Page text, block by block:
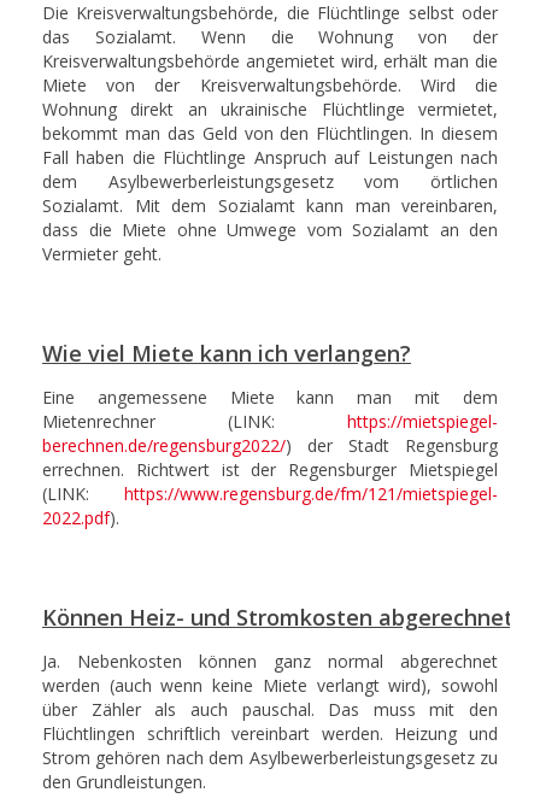
Die Kreisverwaltungsbehörde, die Flüchtlinge selbst oder
das Sozialamt. Wenn die Wohnung von der
Kreisverwaltungsbehörde angemietet wird, erhält man die
Miete von der Kreisverwaltungsbehörde. Wird die
Wohnung direkt an ukrainische Flüchtlinge vermietet,
bekommt man das Geld von den Flüchtlingen. In diesem
Fall haben die Flüchtlinge Anspruch auf Leistungen nach
dem Asylbewerberleistungsgesetz vom örtlichen
Sozialamt. Mit dem Sozialamt kann man vereinbaren,
dass die Miete ohne Umwege vom Sozialamt an den
Vermieter geht.
Wie viel Miete kann ich verlangen?
Eine angemessene Miete kann man mit dem
Mietenrechner (LINK: https://mietspiegel-
berechnen.de/regensburg2022/) der Stadt Regensburg
errechnen. Richtwert ist der Regensburger Mietspiegel
(LINK: https://www.regensburg.de/fm/121/mietspiegel-
2022.pdf).
Können Heiz- und Stromkosten abgerechnet
Ja. Nebenkosten können ganz normal abgerechnet
werden (auch wenn keine Miete verlangt wird), sowohl
über Zähler als auch pauschal. Das muss mit den
Flüchtlingen schriftlich vereinbart werden. Heizung und
Strom gehören nach dem Asylbewerberleistungsgesetz zu
den Grundleistungen.